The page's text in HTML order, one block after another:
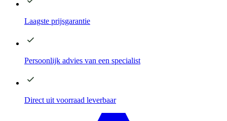
Laagste prijsgarantie
Persoonlijk advies van een specialist
Direct uit voorraad leverbaar